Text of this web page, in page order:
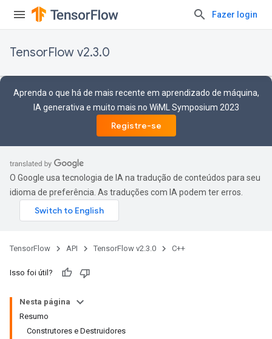
Fazer login
TensorFlow v2.3.0
Aprenda o que há de mais recente em aprendizado de máquina,
IA generativa e muito mais no WiML Symposium 2023
Registre-se
O Google usa tecnologia de IA na tradução de conteúdos para seu
idioma de preferência. As traduções com IA podem ter erros.
TensorFlow API TensorFlow v2.3.0 C++
Isso foi útil?
Nesta página
Resumo
Construtores e Destruidores